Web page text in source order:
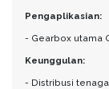
Pengaplikasian:
- Gearbox utama
Keunggulan:
- Distribusi